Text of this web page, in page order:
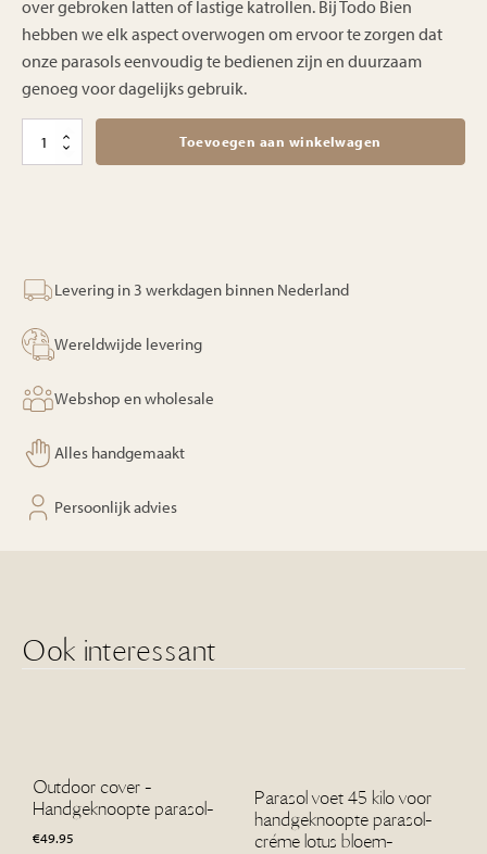
over gebroken latten of lastige katrollen. Bij Todo Bien
hebben we elk aspect overwogen om ervoor te zorgen dat
onze parasols eenvoudig te bedienen zijn en duurzaam
genoeg voor dagelijks gebruik.
NIEUW
300cm
aantal
Toevoegen aan winkelwagen
Levering in 3 werkdagen binnen Nederland
Wereldwijde levering
Webshop en wholesale
Alles handgemaakt
Persoonlijk advies
Ook interessant
Outdoor cover -
Handgeknoopte parasol-
€49.95
Parasol voet 45 kilo voor
handgeknoopte parasol-
créme lotus bloem-